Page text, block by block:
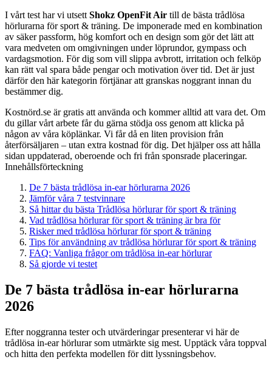
I vårt test har vi utsett Shokz OpenFit Air till de bästa trådlösa
hörlurarna för sport & träning. De imponerade med en kombination
av säker passform, hög komfort och en design som gör det lätt att
vara medveten om omgivningen under löprundor, gympass och
vardagsmotion. För dig som vill slippa avbrott, irritation och felköp
kan rätt val spara både pengar och motivation över tid. Det är just
därför den här kategorin förtjänar att granskas noggrant innan du
bestämmer dig.
Kostnörd.se är gratis att använda och kommer alltid att vara det. Om
du gillar vårt arbete får du gärna stödja oss genom att klicka på
någon av våra köplänkar. Vi får då en liten provision från
återförsäljaren – utan extra kostnad för dig. Det hjälper oss att hålla
sidan uppdaterad, oberoende och fri från sponsrade placeringar.
Innehållsförteckning
De 7 bästa trådlösa in-ear hörlurarna 2026
Jämför våra 7 testvinnare
Så hittar du bästa Trådlösa hörlurar för sport & träning
Vad trådlösa hörlurar för sport & träning är bra för
Risker med trådlösa hörlurar för sport & träning
Tips för användning av trådlösa hörlurar för sport & träning
FAQ: Vanliga frågor om trådlösa in-ear hörlurar
Så gjorde vi testet
De 7 bästa trådlösa in-ear hörlurarna
2026
Efter noggranna tester och utvärderingar presenterar vi här de
trådlösa in-ear hörlurar som utmärkte sig mest. Upptäck våra toppval
och hitta den perfekta modellen för ditt lyssningsbehov.